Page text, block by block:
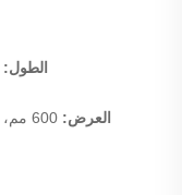
الطول:
العرض: 600 مم، 1150 مم، 1200 مم، 1220 مم وحسب الطلب